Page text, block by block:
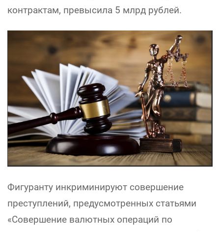
контрактам, превысила 5 млрд рублей.
Фигуранту инкриминируют совершение
преступлений, предусмотренных статьями
«Совершение валютных операций по